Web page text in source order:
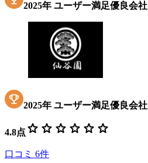
2025年 ユーザー満足優良会社
2025年 ユーザー満足優良会社
4.8点 star star star star star star
口コミ 6件